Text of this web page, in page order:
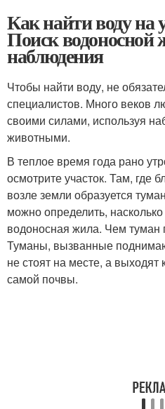
Как найти воду на
Поиск
наблюдения
Чтобы найти воду, не
специалистов. Много веков
своими силами, используя
животными.
В теплое время года рано
осмотрите участок. Там, где
возле земли образуется
можно определить,
водоносная жила. Чем туман
Туманы, вызванные
не стоят на месте, а выходят
самой почвы.